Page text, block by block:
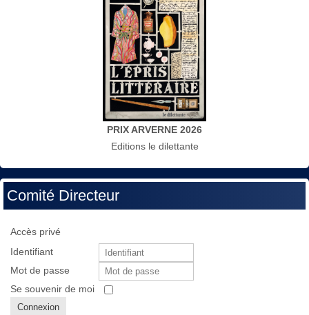
PRIX ARVERNE 2026
Editions le dilettante
Comité Directeur
Accès privé
Identifiant
Mot de passe
Se souvenir de moi
Connexion